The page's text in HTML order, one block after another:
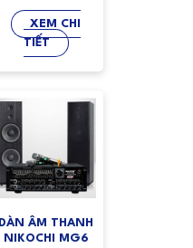
XEM CHI
TIẾT
DÀN ÂM THANH
NIKOCHI MG6